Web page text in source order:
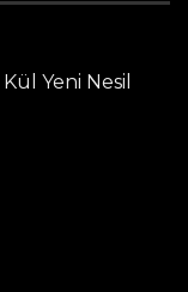
Yeni Nesil